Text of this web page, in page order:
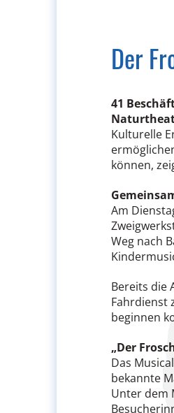
Der
41
Kulturelle
können,
Am
Weg nach
Bereits die
Fahrdienst
beginnen
„Der
Das
bekannte
Unter dem